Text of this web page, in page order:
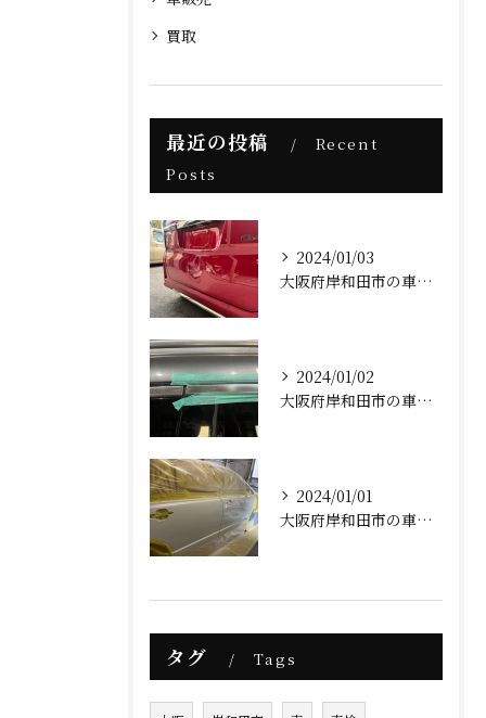
買取
最近の投稿
Recent
Posts
2024/01/03
大阪府岸和田市の車屋AFK(ホンダNBOXカスタム板金塗装修理)
2024/01/02
大阪府岸和田市の車屋AFK(ベンツメッキモール補修)
2024/01/01
大阪府岸和田市の車屋AFK(明けましておめでとうございます)
タグ Tags